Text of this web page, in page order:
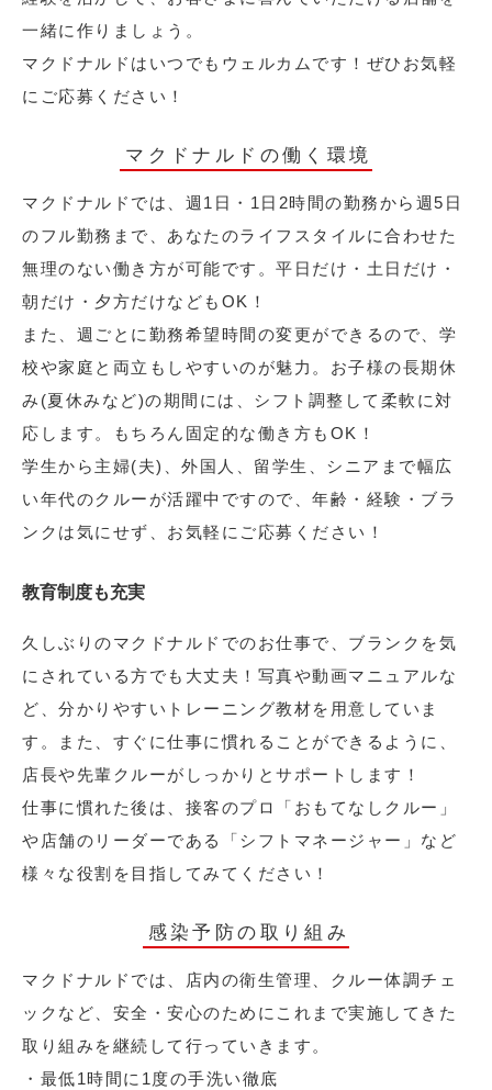
一緒に作りましょう。
マクドナルドはいつでもウェルカムです！ぜひお気軽
にご応募ください！
マクドナルドの働く環境
マクドナルドでは、週1日・1日2時間の勤務から週5日
のフル勤務まで、あなたのライフスタイルに合わせた
無理のない働き方が可能です。平日だけ・土日だけ・
朝だけ・夕方だけなどもOK！
また、週ごとに勤務希望時間の変更ができるので、学
校や家庭と両立もしやすいのが魅力。お子様の長期休
み(夏休みなど)の期間には、シフト調整して柔軟に対
応します。もちろん固定的な働き方もOK！
学生から主婦(夫)、外国人、留学生、シニアまで幅広
い年代のクルーが活躍中ですので、年齢・経験・ブラ
ンクは気にせず、お気軽にご応募ください！
教育制度も充実
久しぶりのマクドナルドでのお仕事で、ブランクを気
にされている方でも大丈夫！写真や動画マニュアルな
ど、分かりやすいトレーニング教材を用意していま
す。また、すぐに仕事に慣れることができるように、
店長や先輩クルーがしっかりとサポートします！
仕事に慣れた後は、接客のプロ「おもてなしクルー」
や店舗のリーダーである「シフトマネージャー」など
様々な役割を目指してみてください！
感染予防の取り組み
マクドナルドでは、店内の衛生管理、クルー体調チェ
ックなど、安全・安心のためにこれまで実施してきた
取り組みを継続して行っていきます。
・最低1時間に1度の手洗い徹底